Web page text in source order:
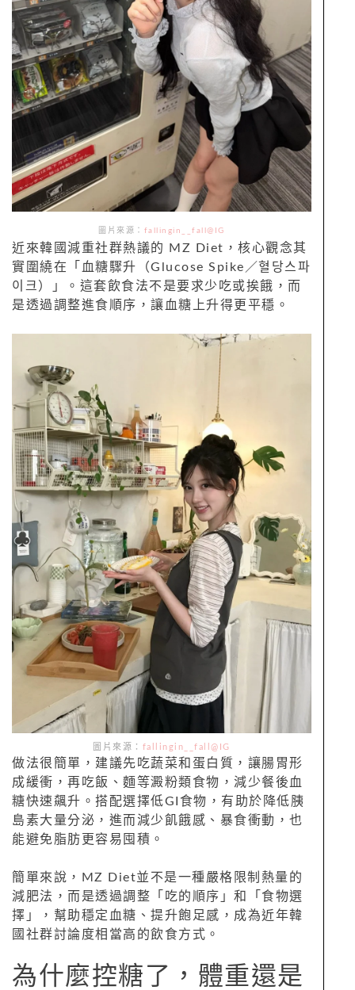
圖片來源： fallingin__fall@IG
近來韓國減重社群熱議的 MZ Diet，核心觀念其
實圍繞在「血糖驟升（Glucose Spike／혈당스파
이크）」。這套飲食法不是要求少吃或挨餓，而
是透過調整進食順序，讓血糖上升得更平穩。
圖片來源： fallingin__fall@IG
做法很簡單，建議先吃蔬菜和蛋白質，讓腸胃形
成緩衝，再吃飯、麵等澱粉類食物，減少餐後血
糖快速飆升。搭配選擇低GI食物，有助於降低胰
島素大量分泌，進而減少飢餓感、暴食衝動，也
能避免脂肪更容易囤積。
簡單來說，MZ Diet並不是一種嚴格限制熱量的
減肥法，而是透過調整「吃的順序」和「食物選
擇」，幫助穩定血糖、提升飽足感，成為近年韓
國社群討論度相當高的飲食方式。
為什麼控糖了，體重還是